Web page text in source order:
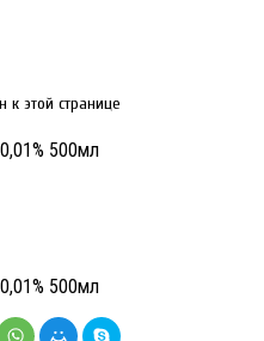
к этой странице
500мл
500мл